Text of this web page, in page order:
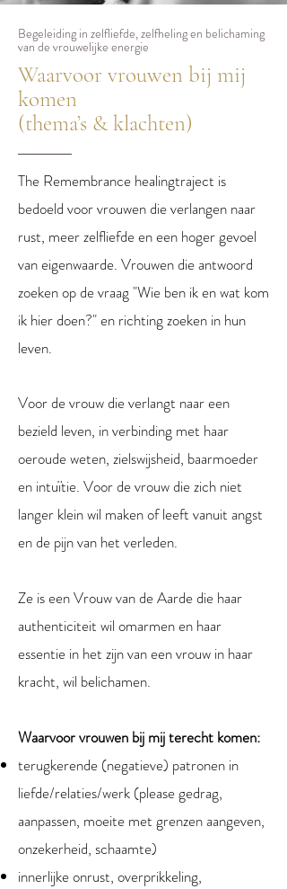
Begeleiding in zelfliefde, zelfheling en belichaming
van de vrouwelijke energie
Waarvoor vrouwen bij mij
komen
(thema’s & klachten)
The Remembrance healingtraject is
bedoeld voor vrouwen die verlangen naar
rust, meer zelfliefde en een hoger gevoel
van eigenwaarde. Vrouwen die antwoord
zoeken op de vraag "Wie ben ik en wat kom
ik hier doen?" en richting zoeken in hun
leven.
Voor de vrouw die verlangt naar een
bezield leven, in verbinding met haar
oeroude weten, zielswijsheid, baarmoeder
en intuïtie. Voor de vrouw die zich niet
langer klein wil maken of leeft vanuit angst
en de pijn van het verleden.
Ze is een Vrouw van de Aarde die haar
authenticiteit wil omarmen en haar
essentie in het zijn van een vrouw in haar
kracht, wil belichamen.
Waarvoor vrouwen bij mij terecht komen:
terugkerende (negatieve) patronen in
liefde/relaties/werk (please gedrag,
aanpassen, moeite met grenzen aangeven,
onzekerheid, schaamte)
innerlijke onrust, overprikkeling,